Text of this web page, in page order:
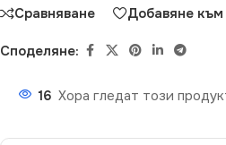
Сравняване Добавяне
Споделяне:
16 Хора гледат този